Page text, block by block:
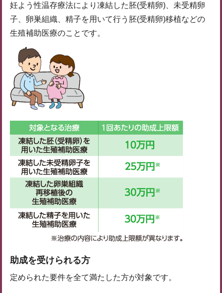
妊よう性温存療法により凍結した胚(受精卵)、未受精卵
子、卵巣組織、精子を用いて行う胚(受精卵)移植などの
生殖補助医療のことです。
助成を受けられる方
定められた要件を全て満たした方が対象です。